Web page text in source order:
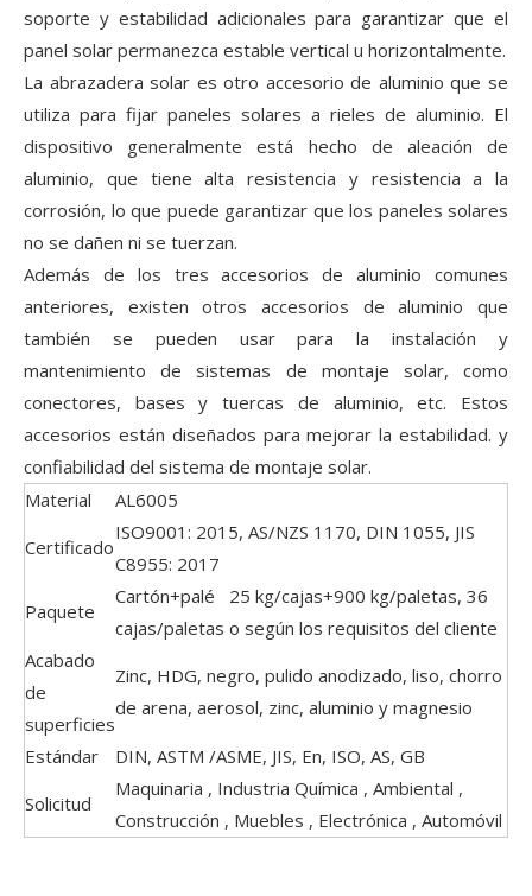
soporte y estabilidad adicionales para garantizar que el
panel solar permanezca estable vertical u horizontalmente.
La abrazadera solar es otro accesorio de aluminio que se
utiliza para fijar paneles solares a rieles de aluminio. El
dispositivo generalmente está hecho de aleación de
aluminio, que tiene alta resistencia y resistencia a la
corrosión, lo que puede garantizar que los paneles solares
no se dañen ni se tuerzan.
Además de los tres accesorios de aluminio comunes
anteriores, existen otros accesorios de aluminio que
también se pueden usar para la instalación y
mantenimiento de sistemas de montaje solar, como
conectores, bases y tuercas de aluminio, etc. Estos
accesorios están diseñados para mejorar la estabilidad. y
confiabilidad del sistema de montaje solar.
Material
AL6005
Certificado
ISO9001: 2015, AS/NZS 1170, DIN 1055, JIS
C8955: 2017
Paquete
Cartón+palé 25 kg/cajas+900 kg/paletas, 36
cajas/paletas o según los requisitos del cliente
Acabado
de
superficies
Zinc, HDG, negro, pulido anodizado, liso, chorro
de arena, aerosol, zinc, aluminio y magnesio
Estándar
DIN, ASTM /ASME, JIS, En, ISO, AS, GB
Solicitud
Maquinaria , Industria Química , Ambiental ,
Construcción , Muebles , Electrónica , Automóvil